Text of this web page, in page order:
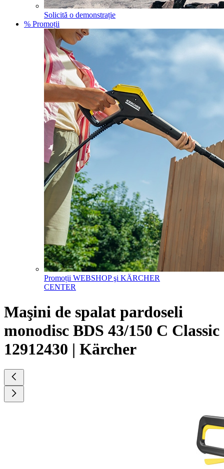
Solicită o demonstrație
% Promoții
Promoții WEBSHOP şi KÄRCHER
CENTER
Maşini de spalat pardoseli
monodisc BDS 43/150 C Classic
12912430 | Kärcher